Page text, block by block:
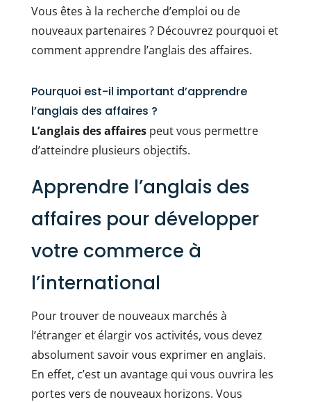
Vous êtes à la recherche d’emploi ou de
nouveaux partenaires ? Découvrez pourquoi et
comment apprendre l’anglais des affaires.
Pourquoi est-il important d’apprendre
l’anglais des affaires ?
L’anglais des affaires peut vous permettre
d’atteindre plusieurs objectifs.
Apprendre l’anglais des
affaires pour développer
votre commerce à
l’international
Pour trouver de nouveaux marchés à
l’étranger et élargir vos activités, vous devez
absolument savoir vous exprimer en anglais.
En effet, c’est un avantage qui vous ouvrira les
portes vers de nouveaux horizons. Vous